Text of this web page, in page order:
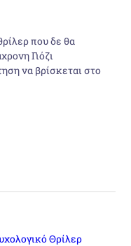
€.
που δε θα
Γιόζι
να βρίσκεται στο
Θρίλερ